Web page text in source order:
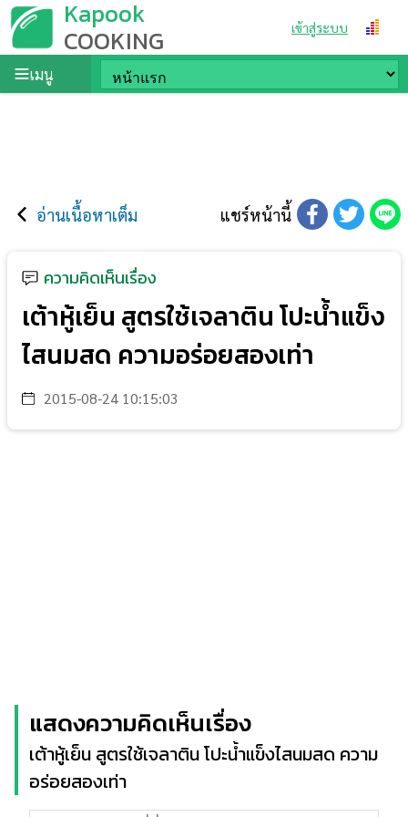
Kapook
COOKING เข้าสู่ระบบ
เมนู
อ่านเนื้อหาเต็ม แชร์หน้านี้
ความคิดเห็นเรื่อง
เต้าหู้เย็น สูตรใช้เจลาติน โปะน้ำแข็ง
ไสนมสด ความอร่อยสองเท่า
2015-08-24 10:15:03
แสดงความคิดเห็นเรื่อง
เต้าหู้เย็น สูตรใช้เจลาติน โปะน้ำแข็งไสนมสด ความ
อร่อยสองเท่า